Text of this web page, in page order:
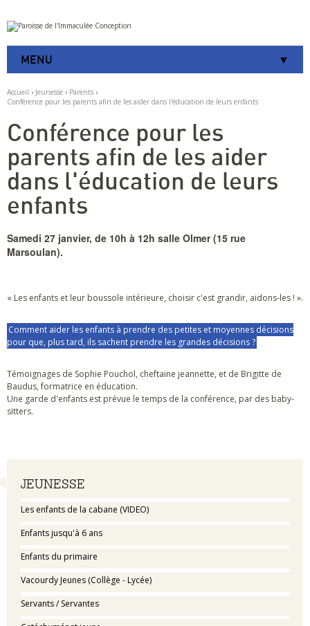
Aller
au
contenu.
à
navigation
Outils
personnels
MENU
Accueil › Jeunesse › Parents ›
Conférence pour les parents afin de les aider dans l'éducation de leurs enfants
Navigation
JEUNESSE
Les enfants de la cabane (VIDEO)
Enfants jusqu'à 6 ans
Enfants du primaire
Vacourdy Jeunes (Collège - Lycée)
Servants / Servantes
Conférence pour les
parents afin de les aider
dans l'éducation de leurs
enfants
Samedi 27 janvier, de 10h à 12h salle Olmer (15 rue
Marsoulan).
« Les enfants et leur boussole intérieure, choisir c'est grandir, aidons-les ! ».
Comment aider les enfants à prendre des petites et moyennes décisions
pour que, plus tard, ils sachent prendre les grandes décisions ?
Témoignages de Sophie Pouchol, cheftaine jeannette, et de Brigitte de
Baudus, formatrice en éducation.
Une garde d'enfants est prévue le temps de la conférence, par des baby-
sitters.